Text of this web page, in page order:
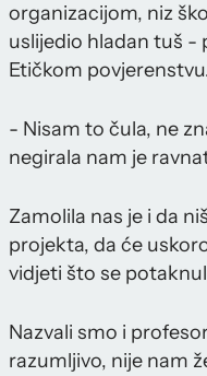
organizacijom, niz
uslijedio hladan tuš -
Etičkom
- Nisam to čula, ne
negirala nam je
Zamolila nas je i da
projekta, da će
vidjeti što se
Nazvali smo i
razumljivo, nije nam